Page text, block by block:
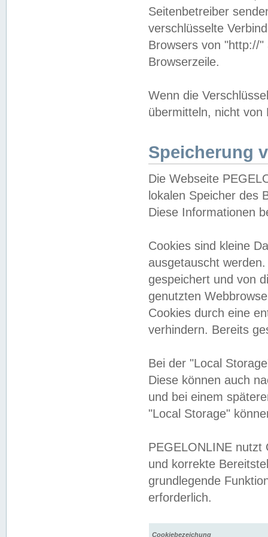
Seitenbetreiber
verschlüsselte
Browsers von "http://
Browserzeile.
Wenn die
übermitteln, nicht von
Speicherung
Die Webseite
lokalen Speicher des
Diese Informationen
Cookies sind kleine
ausgetauscht
gespeichert und von
genutzten
Cookies durch eine
verhindern. Bereits
Bei der "Local
Diese können auch
und bei einem
"Local Storage"
PEGELONLINE nutzt
und korrekte
grundlegende
erforderlich.
Cookiebezeichung